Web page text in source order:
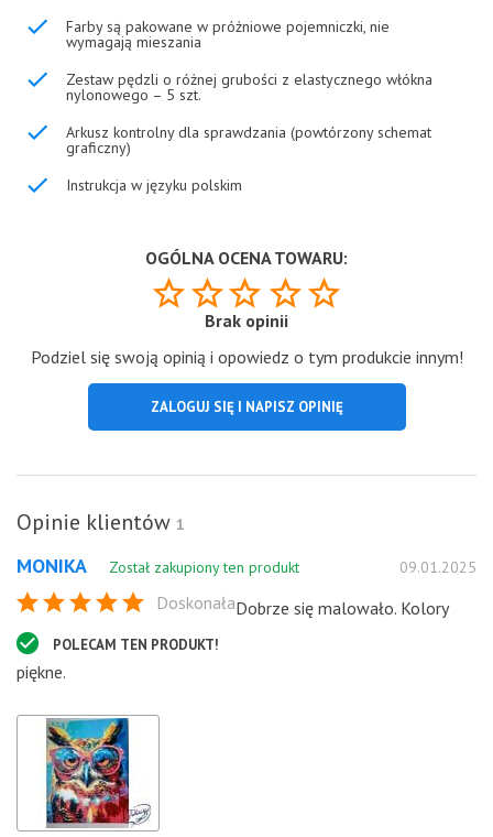
Farby są pakowane w próżniowe pojemniczki, nie
wymagają mieszania
Zestaw pędzli o różnej grubości z elastycznego włókna
nylonowego – 5 szt.
Arkusz kontrolny dla sprawdzania (powtórzony schemat
graficzny)
Instrukcja w języku polskim
OGÓLNA OCENA TOWARU:
Brak opinii
Podziel się swoją opinią i opowiedz o tym produkcie innym!
ZALOGUJ SIĘ I NAPISZ OPINIĘ
Opinie klientów 1
MONIKA Został zakupiony ten produkt 09.01.2025
Doskonała
POLECAM TEN PRODUKT!
Dobrze się malowało. Kolory
piękne.